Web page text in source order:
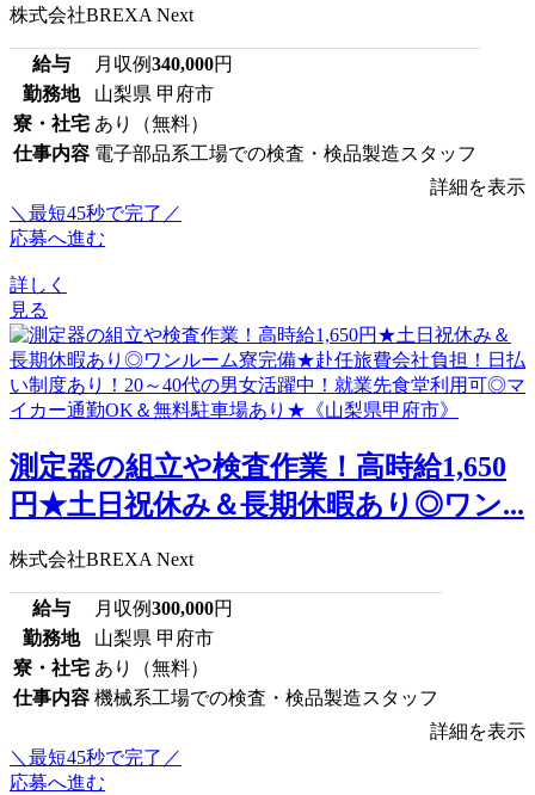
株式会社BREXA Next
給与 月収例340,000円
勤務地
山梨県 甲府市
寮・社宅 あり（無料）
仕事内容 電子部品系工場での検査・検品製造スタッフ
詳細を表示
＼最短45秒で完了／
応募へ進む
詳しく
見る
測定器の組立や検査作業！高時給1,650
円★土日祝休み＆長期休暇あり◎ワン...
株式会社BREXA Next
給与 月収例300,000円
勤務地
山梨県 甲府市
寮・社宅 あり（無料）
仕事内容 機械系工場での検査・検品製造スタッフ
詳細を表示
＼最短45秒で完了／
応募へ進む